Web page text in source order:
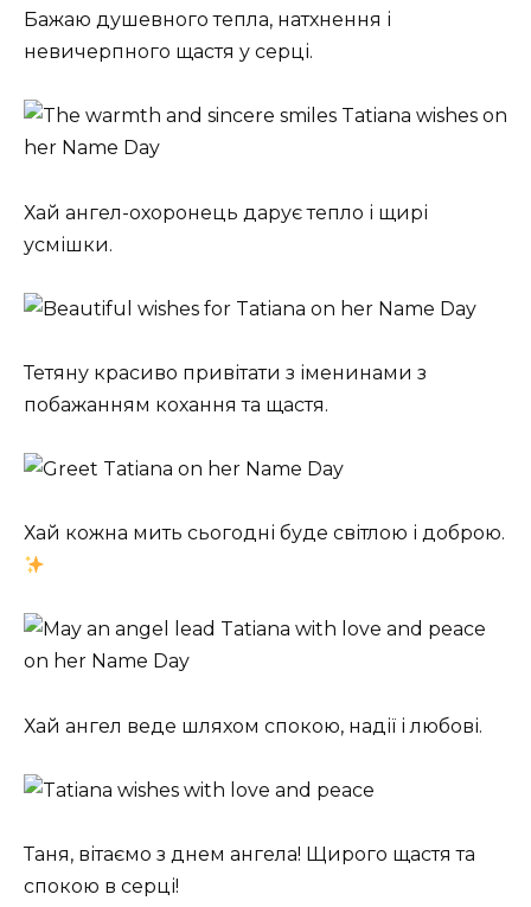
Бажаю душевного тепла, натхнення і
невичерпного щастя у серці.
Хай ангел-охоронець дарує тепло і щирі
усмішки.
Тетяну красиво привітати з іменинами з
побажанням кохання та щастя.
Хай кожна мить сьогодні буде світлою і доброю.
Хай ангел веде шляхом спокою, надії і любові.
Таня, вітаємо з днем ангела! Щирого щастя та
спокою в серці!